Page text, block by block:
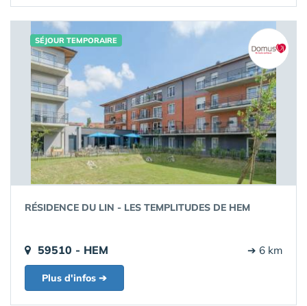
SÉJOUR TEMPORAIRE
RÉSIDENCE DU LIN - LES TEMPLITUDES DE HEM
59510 - HEM ➔ 6 km
Plus d'infos ➔